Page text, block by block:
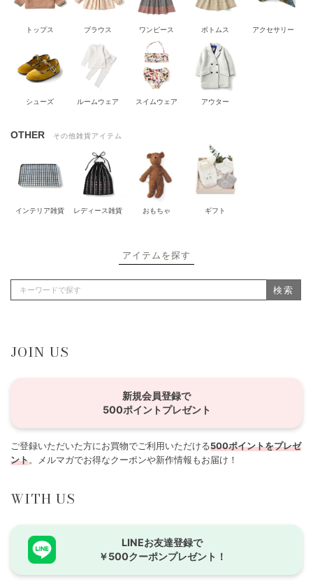
トップス ブラウス ワンピース ボトムス アクセサリー
シューズ ルームウェア スイムウェア アウター
OTHER その他雑貨アイテム
インテリア雑貨 レディース雑貨 おもちゃ ギフト
アイテムを探す
検索
JOIN US
新規会員登録で
500ポイントプレゼント
ご登録いただいた方にお買物でご利用いただける500ポイントをプレゼ
ント。メルマガでお得なクーポンや新作情報もお届け！
WITH US
LINEお友達登録で
￥500クーポンプレゼント！